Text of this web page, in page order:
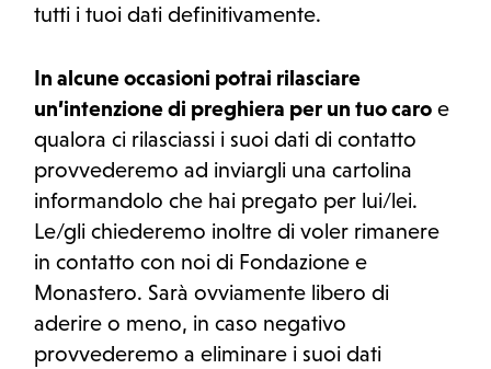
tutti i tuoi dati definitivamente.
In alcune occasioni potrai rilasciare
un’intenzione di preghiera per un tuo caro e
qualora ci rilasciassi i suoi dati di contatto
provvederemo ad inviargli una cartolina
informandolo che hai pregato per lui/lei.
Le/gli chiederemo inoltre di voler rimanere
in contatto con noi di Fondazione e
Monastero. Sarà ovviamente libero di
aderire o meno, in caso negativo
provvederemo a eliminare i suoi dati